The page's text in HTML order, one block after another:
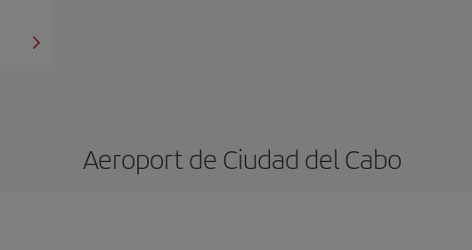
Aeroport de Ciudad del Cabo